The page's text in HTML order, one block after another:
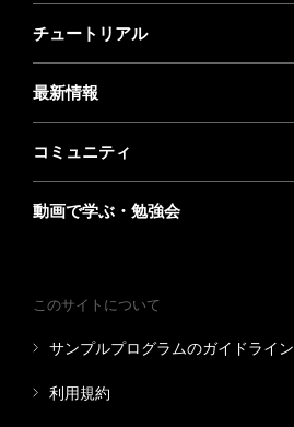
チュートリアル
最新情報
コミュニティ
動画で学ぶ・勉強会
このサイトについて
サンプルプログラムのガイドライン
利用規約